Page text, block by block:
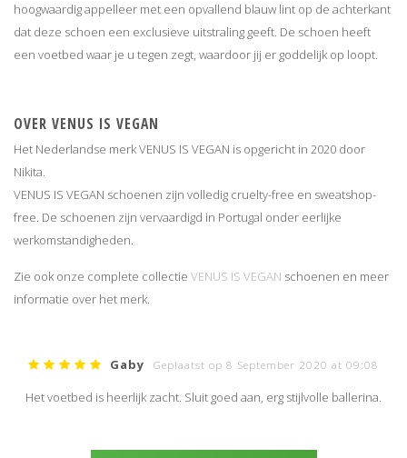
hoogwaardig appelleer met een opvallend blauw lint op de achterkant
dat deze schoen een exclusieve uitstraling geeft. De schoen heeft
een voetbed waar je u tegen zegt, waardoor jij er goddelijk op loopt.
OVER VENUS IS VEGAN
Het Nederlandse merk VENUS IS VEGAN is opgericht in 2020 door
Nikita.
VENUS IS VEGAN schoenen zijn volledig cruelty-free en sweatshop-
free. De schoenen zijn vervaardigd in Portugal onder eerlijke
werkomstandigheden.
Zie ook onze complete collectie VENUS IS VEGAN schoenen en meer
informatie over het merk.
Gaby Geplaatst op 8 September 2020 at 09:08
Het voetbed is heerlijk zacht. Sluit goed aan, erg stijlvolle ballerina.